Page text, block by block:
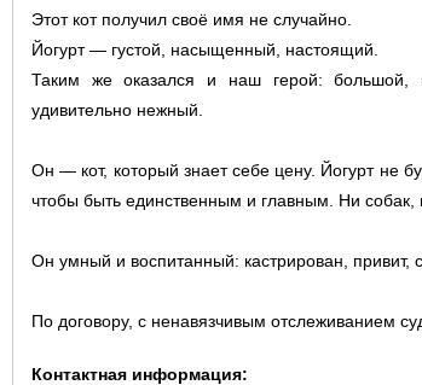
Этот кот получил своё имя не случайно.
Йогурт — густой, насыщенный, настоящий.
Таким же оказался и наш герой: большой,
удивительно нежный.
Он — кот, который знает себе цену. Йогурт не
чтобы быть единственным и главным. Ни собак,
Он умный и воспитанный: кастрирован,
По договору, с ненавязчивым отслеживанием
Контактная информация: